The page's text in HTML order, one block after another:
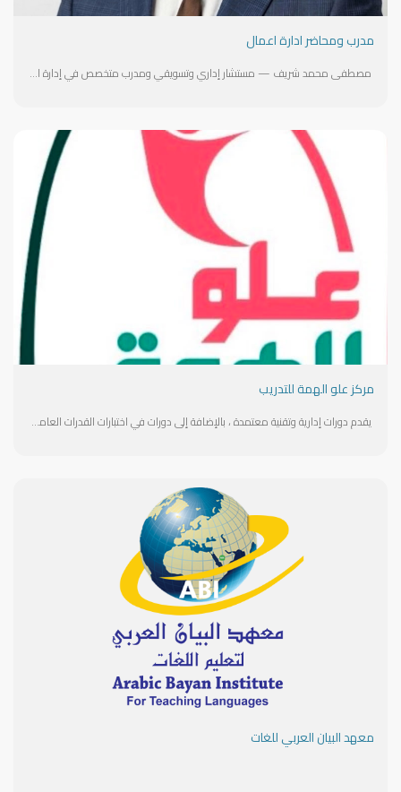
مدرب ومحاضر ادارة اعمال
مصطفى محمد شريف — مستشار إداري وتسويقي ومدرب متخصص في إدارة الأعمال بخبرة ميدانية تتجاوز 15 عاماً شغل مناصب قيادية خلال مسيرته المهنيه أبرزها مدير التطوير المؤسسي في مجموعة بيور كلينيك، وكبير المستشارين في شركة سند نمو للاستشارات الإدارية والتسويقية، إضافة إلى خبرة استشارية واسعة مع الشركات الصغيرة والمتوسطة والعائلية في مصر ومنطقة الخليج على صعيد التدريب، قدم العديد من التدريبات في مجالات الإدارة الحديثة والقيادة وإدارة الموارد البشرية والتسويق والاداره والتخطيط الاستراتيجي من خلال شراكات مع مراكز تدريبية في مصر وسلطنة عمان والسودان . يحمل درجة الماجستير في إدارة الأعمال، وهو حالياً في مرحلة الدكتوراه (مرحلة البحث)، إضافة إلى شهادات معتمدة في حوكمة الشركات وعلاقات المستثمرين من المعهد المصري للمديرين بالتعاون مع البنك الدولي
مركز علو الهمة للتدريب
يقدم دورات إدارية وتقنية معتمدة ، بالإضافة إلى دورات في اختبارات القدرات العامة( تأسيس و متقدم) و اللغة الإنجليزية معتمدة من المؤسسة العامة للتدريب التقني والمهني. يهدف المركز إلى تطوير المهارات ورفع كفاءة المتدربين بما يتوافق مع متطلبات سوق العمل.
معهد البيان العربي للغات